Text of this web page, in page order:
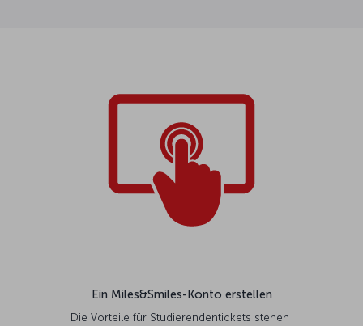
Ein Miles&Smiles-Konto erstellen
Die Vorteile für Studierendentickets stehen